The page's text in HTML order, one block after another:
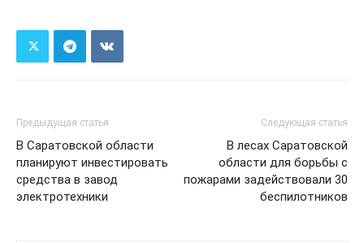
Предыдущая статья
В Саратовской области
планируют инвестировать
средства в завод
электротехники
Следующая статья
В лесах Саратовской
области для борьбы с
пожарами задействовали 30
беспилотников